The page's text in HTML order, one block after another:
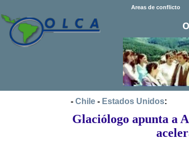
Areas de conflicto
- Chile - Estados Unidos:
Glaciólogo apunta a